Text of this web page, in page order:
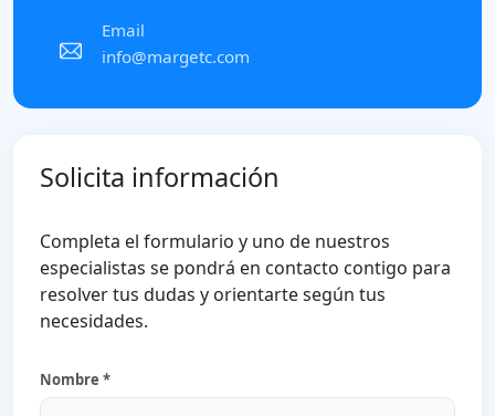
Email
info@margetc.com
Solicita información
Completa el formulario y uno de nuestros
especialistas se pondrá en contacto contigo para
resolver tus dudas y orientarte según tus
necesidades.
Nombre *